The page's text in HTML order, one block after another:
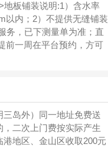
板铺装说明:1）含水率
以内；2）不提供无缝铺装
务，已下测量单为准；直
前一周在平台预约，方可
三岛外）同一地址免费送
二次上门费按实际产生
地区、金山区收取200元